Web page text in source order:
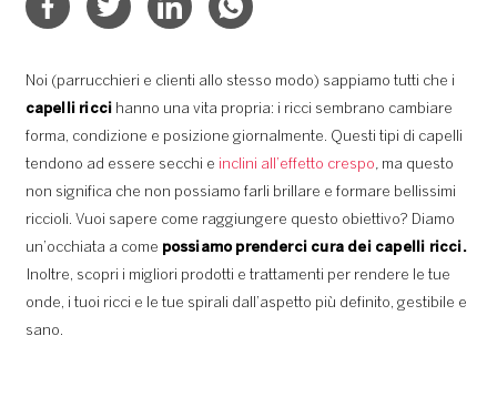
Noi (parrucchieri e clienti allo stesso modo) sappiamo tutti che i
capelli ricci hanno una vita propria: i ricci sembrano cambiare
forma, condizione e posizione giornalmente. Questi tipi di capelli
tendono ad essere secchi e inclini all’effetto crespo, ma questo
non significa che non possiamo farli brillare e formare bellissimi
riccioli. Vuoi sapere come raggiungere questo obiettivo? Diamo
un’occhiata a come possiamo prenderci cura dei capelli ricci.
Inoltre, scopri i migliori prodotti e trattamenti per rendere le tue
onde, i tuoi ricci e le tue spirali dall’aspetto più definito, gestibile e
sano.